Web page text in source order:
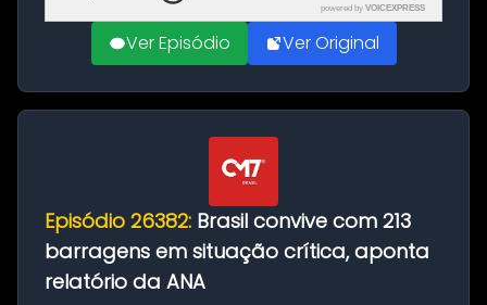
powered by VOICEXPRESS
Ver Episódio Ver Original
Episódio 26382: Brasil convive com 213
barragens em situação crítica, aponta
relatório da ANA